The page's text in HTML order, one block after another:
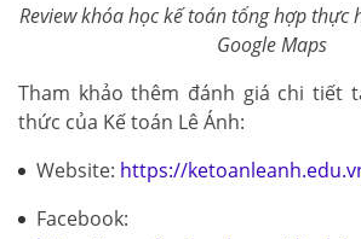
Review khóa học kế toán tổng hợp thực
Google Maps
Tham khảo thêm đánh giá chi tiết
thức của Kế toán Lê Ánh:
Website: https://
Facebook: